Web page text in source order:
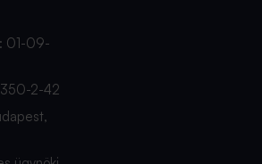
01-09-
2-42